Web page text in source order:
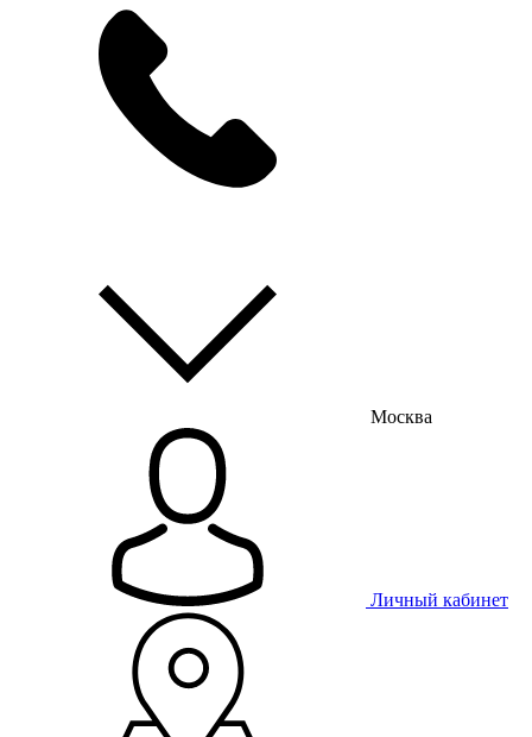
Москва
Личный кабинет